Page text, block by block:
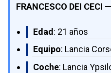
FRANCESCO DEI CECI
Edad: 21 años
Equipo: Lancia
Coche: Lancia